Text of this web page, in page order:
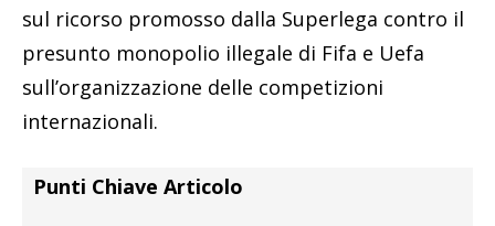
sul ricorso promosso dalla Superlega contro il
presunto monopolio illegale di Fifa e Uefa
sull’organizzazione delle competizioni
internazionali.
Punti Chiave Articolo